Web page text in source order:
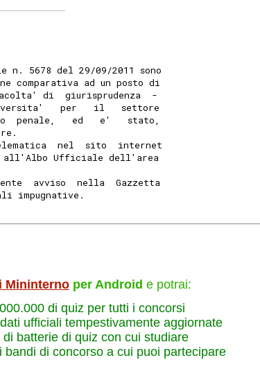
n. 5678 del 29/09/2011 sono
ad un posto di
di  giurisprudenza  -
per   il   settore
penale,   ed   e'   stato,
nel  sito  internet
Ufficiale dell'area
avviso  nella  Gazzetta
impugnative.
Mininterno per Android e potrai:
di quiz per tutti i concorsi
ufficiali tempestivamente aggiornate
batterie di quiz con cui studiare
bandi di concorso a cui puoi partecipare